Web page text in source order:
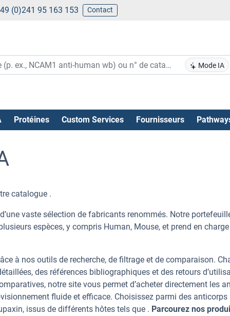
(0)241 95 163 153 Contact
Mode IA
Protéines Custom Services Fournisseurs
catalogue .
vaste sélection de fabricants renommés. Notre
espèces, y compris Human, Mouse, et prend en charge
à nos outils de recherche, de filtrage et de comparaison.
des références bibliographiques et des retours
notre site vous permet d’acheter directement les
fluide et efficace. Choisissez parmi des anticorps
issus de différents hôtes tels que . Parcourez nos